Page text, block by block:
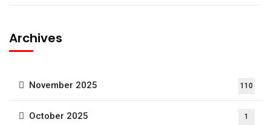
Archives
November 2025 110
October 2025 1